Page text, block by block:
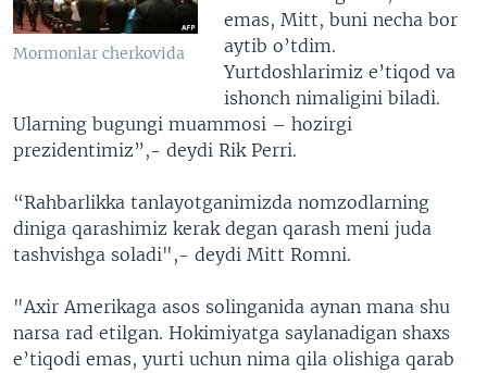
Mormonlar cherkovida
emas, Mitt, buni necha bor
aytib o’tdim.
Yurtdoshlarimiz e’tiqod va
ishonch nimaligini biladi.
Ularning bugungi muammosi – hozirgi
prezidentimiz”,- deydi Rik Perri.
“Rahbarlikka tanlayotganimizda nomzodlarning
diniga qarashimiz kerak degan qarash meni juda
tashvishga soladi",- deydi Mitt Romni.
"Axir Amerikaga asos solinganida aynan mana shu
narsa rad etilgan. Hokimiyatga saylanadigan shaxs
e’tiqodi emas, yurti uchun nima qila olishiga qarab